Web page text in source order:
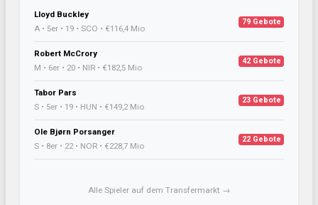
Lloyd Buckley
A • 5er • 19 • SCO • €116,4 Mio
79 Gebote
Robert McCrory
M • 6er • 20 • NIR • €182,5 Mio
42 Gebote
Tabor Pars
S • 5er • 19 • HUN • €149,2 Mio
23 Gebote
Ole Bjørn Porsanger
S • 8er • 22 • NOR • €228,7 Mio
22 Gebote
Alle Spieler auf dem Transfermarkt →